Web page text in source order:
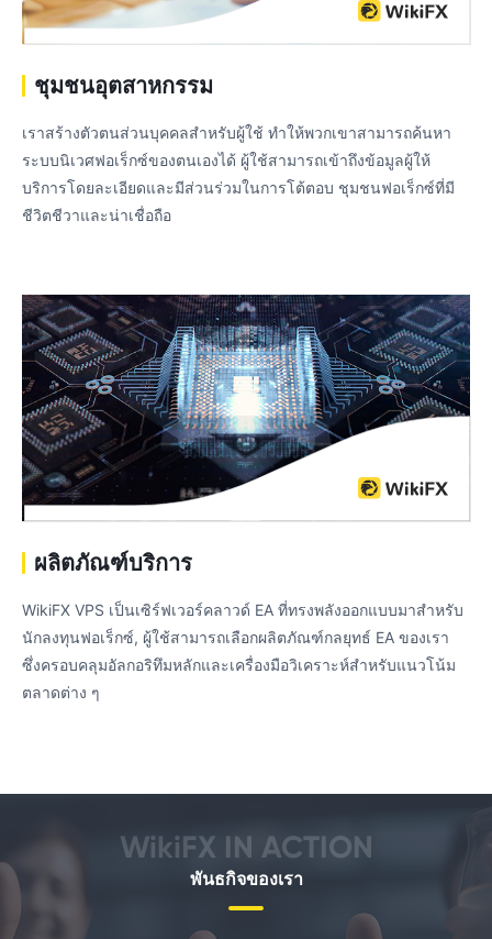
ชุมชนอุตสาหกรรม
เราสร้างตัวตนส่วนบุคคลสําหรับผู้ใช้ ทําให้พวกเขาสามารถค้นหา
ระบบนิเวศฟอเร็กซ์ของตนเองได้ ผู้ใช้สามารถเข้าถึงข้อมูลผู้ให้
บริการโดยละเอียดและมีส่วนร่วมในการโต้ตอบ ชุมชนฟอเร็กซ์ที่มี
ชีวิตชีวาและน่าเชื่อถือ
ผลิตภัณฑ์บริการ
WikiFX VPS เป็นเซิร์ฟเวอร์คลาวด์ EA ที่ทรงพลังออกแบบมาสําหรับ
นักลงทุนฟอเร็กซ์, ผู้ใช้สามารถเลือกผลิตภัณฑ์กลยุทธ์ EA ของเรา
ซึ่งครอบคลุมอัลกอริทึมหลักและเครื่องมือวิเคราะห์สําหรับแนวโน้ม
ตลาดต่าง ๆ
WikiFX IN ACTION
พันธกิจของเรา